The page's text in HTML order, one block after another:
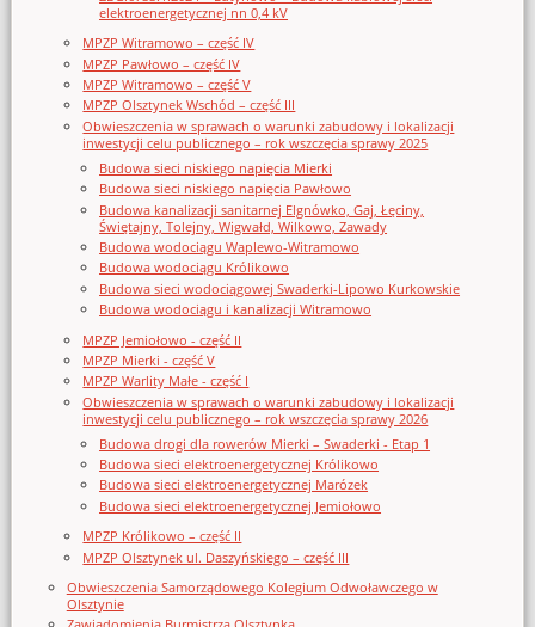
elektroenergetycznej nn 0,4 kV
MPZP Witramowo – część IV
MPZP Pawłowo – część IV
MPZP Witramowo – część V
MPZP Olsztynek Wschód – część III
Obwieszczenia w sprawach o warunki zabudowy i lokalizacji
inwestycji celu publicznego – rok wszczęcia sprawy 2025
Budowa sieci niskiego napięcia Mierki
Budowa sieci niskiego napięcia Pawłowo
Budowa kanalizacji sanitarnej Elgnówko, Gaj, Łęciny,
Świętajny, Tolejny, Wigwałd, Wilkowo, Zawady
Budowa wodociągu Waplewo-Witramowo
Budowa wodociągu Królikowo
Budowa sieci wodociągowej Swaderki-Lipowo Kurkowskie
Budowa wodociągu i kanalizacji Witramowo
MPZP Jemiołowo - część II
MPZP Mierki - część V
MPZP Warlity Małe - część I
Obwieszczenia w sprawach o warunki zabudowy i lokalizacji
inwestycji celu publicznego – rok wszczęcia sprawy 2026
Budowa drogi dla rowerów Mierki – Swaderki - Etap 1
Budowa sieci elektroenergetycznej Królikowo
Budowa sieci elektroenergetycznej Marózek
Budowa sieci elektroenergetycznej Jemiołowo
MPZP Królikowo – część II
MPZP Olsztynek ul. Daszyńskiego – część III
Obwieszczenia Samorządowego Kolegium Odwoławczego w
Olsztynie